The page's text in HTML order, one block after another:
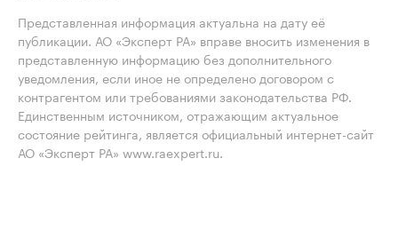
Представленная информация актуальна на дату её
публикации. АО «Эксперт РА» вправе вносить изменения в
представленную информацию без дополнительного
уведомления, если иное не определено договором с
контрагентом или требованиями законодательства РФ.
Единственным источником, отражающим актуальное
состояние рейтинга, является официальный интернет-сайт
АО «Эксперт РА» www.raexpert.ru.